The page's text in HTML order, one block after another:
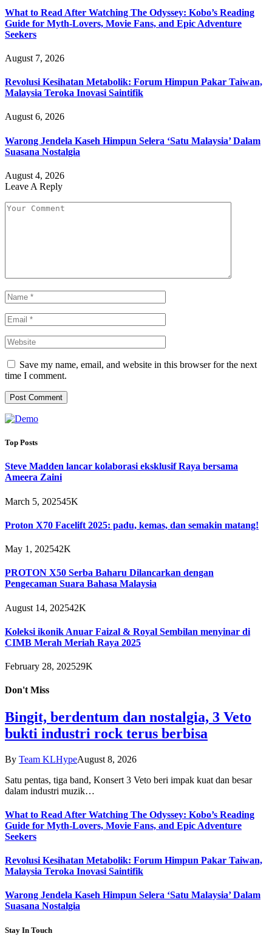
What to Read After Watching The Odyssey: Kobo’s Reading
Guide for Myth-Lovers, Movie Fans, and Epic Adventure
Seekers
August 7, 2026
Revolusi Kesihatan Metabolik: Forum Himpun Pakar Taiwan,
Malaysia Teroka Inovasi Saintifik
August 6, 2026
Warong Jendela Kaseh Himpun Selera ‘Satu Malaysia’ Dalam
Suasana Nostalgia
August 4, 2026
Leave A Reply
Save my name, email, and website in this browser for the next
time I comment.
Top Posts
Steve Madden lancar kolaborasi eksklusif Raya bersama
Ameera Zaini
March 5, 202545K
Proton X70 Facelift 2025: padu, kemas, dan semakin matang!
May 1, 202542K
PROTON X50 Serba Baharu Dilancarkan dengan
Pengecaman Suara Bahasa Malaysia
August 14, 202542K
Koleksi ikonik Anuar Faizal & Royal Sembilan menyinar di
CIMB Merah Meriah Raya 2025
February 28, 202529K
Don't Miss
Bingit, berdentum dan nostalgia, 3 Veto
bukti industri rock terus berbisa
By Team KLHypeAugust 8, 2026
Satu pentas, tiga band, Konsert 3 Veto beri impak kuat dan besar
dalam industri muzik…
What to Read After Watching The Odyssey: Kobo’s Reading
Guide for Myth-Lovers, Movie Fans, and Epic Adventure
Seekers
Revolusi Kesihatan Metabolik: Forum Himpun Pakar Taiwan,
Malaysia Teroka Inovasi Saintifik
Warong Jendela Kaseh Himpun Selera ‘Satu Malaysia’ Dalam
Suasana Nostalgia
Stay In Touch